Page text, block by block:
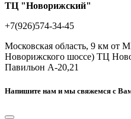
ТЦ "Новорижский"
+7(926)574-34-45
Московская область, 9 км от
Новорижского шоссе) ТЦ
Павильон А-20,21
Напишите нам и мы свяжемся с